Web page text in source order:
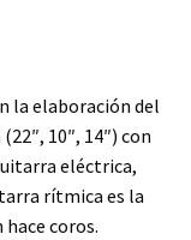
la elaboración del
10″, 14″) con
eléctrica,
rítmica es la
coros.